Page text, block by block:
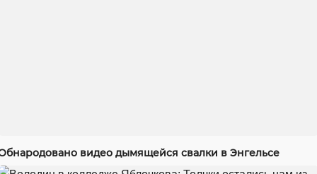
видео дымящейся свалки в Энгельсе